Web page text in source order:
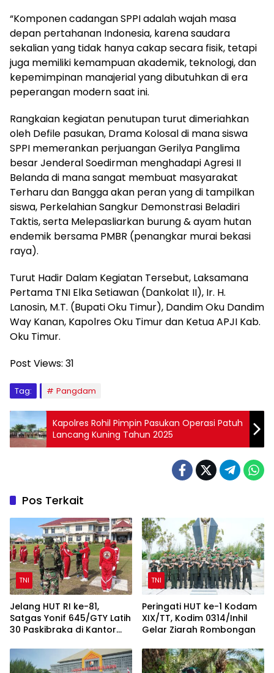
“Komponen cadangan SPPI adalah wajah masa
depan pertahanan Indonesia, karena saudara
sekalian yang tidak hanya cakap secara fisik, tetapi
juga memiliki kemampuan akademik, teknologi, dan
kepemimpinan manajerial yang dibutuhkan di era
peperangan modern saat ini.
Rangkaian kegiatan penutupan turut dimeriahkan
oleh Defile pasukan, Drama Kolosal di mana siswa
SPPI memerankan perjuangan Gerilya Panglima
besar Jenderal Soedirman menghadapi Agresi II
Belanda di mana sangat membuat masyarakat
Terharu dan Bangga akan peran yang di tampilkan
siswa, Perkelahian Sangkur Demonstrasi Beladiri
Taktis, serta Melepasliarkan burung & ayam hutan
endemik bersama PMBR (penangkar murai bekasi
raya).
Turut Hadir Dalam Kegiatan Tersebut, Laksamana
Pertama TNI Elka Setiawan (Dankolat II), Ir. H.
Lanosin, M.T. (Bupati Oku Timur), Dandim Oku Dandim
Way Kanan, Kapolres Oku Timur dan Ketua APJI Kab.
Oku Timur.
Post Views: 31
Tag: Pangdam
Kapolres Rohil Pimpin Pasukan Operasi Patuh
Lancang Kuning Tahun 2025
Pos Terkait
TNI
Jelang HUT RI ke-81,
Satgas Yonif 645/GTY Latih
30 Paskibraka di Kantor
TNI
Peringati HUT ke-1 Kodam
XIX/TT, Kodim 0314/Inhil
Gelar Ziarah Rombongan